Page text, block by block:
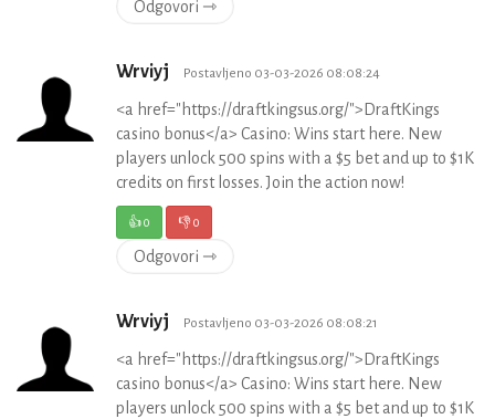
Odgovori ⇾
Wrviyj Postavljeno 03-03-2026 08:08:24
<a href="https://draftkingsus.org/">DraftKings
casino bonus</a> Casino: Wins start here. New
players unlock 500 spins with a $5 bet and up to $1K
credits on first losses. Join the action now!
👍0 👎0
Odgovori ⇾
Wrviyj Postavljeno 03-03-2026 08:08:21
<a href="https://draftkingsus.org/">DraftKings
casino bonus</a> Casino: Wins start here. New
players unlock 500 spins with a $5 bet and up to $1K